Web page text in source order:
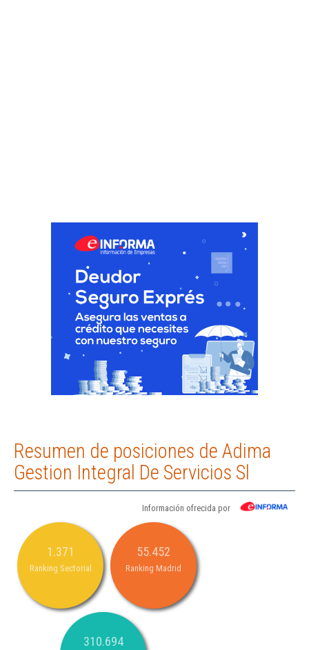
Resumen de posiciones de Adima
Gestion Integral De Servicios Sl
Información ofrecida por
1.371
Ranking Sectorial
55.452
Ranking Madrid
310.694